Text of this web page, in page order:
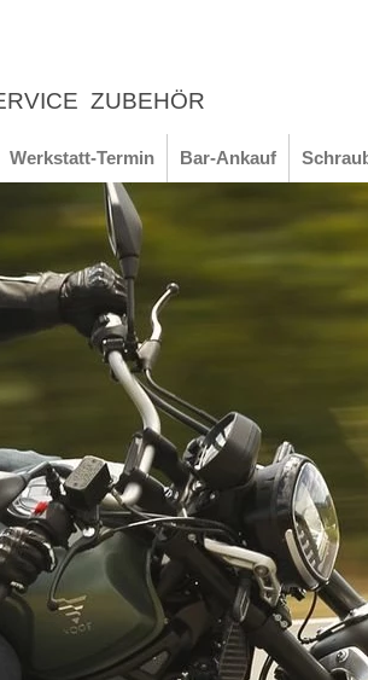
ZUBEHÖR
Werkstatt-Termin Bar-Ankauf